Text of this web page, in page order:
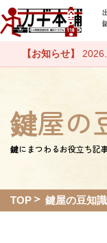
【お知らせ】
鍵屋の
鍵にまつわるお役立ち記
TOP 鍵屋の豆知識